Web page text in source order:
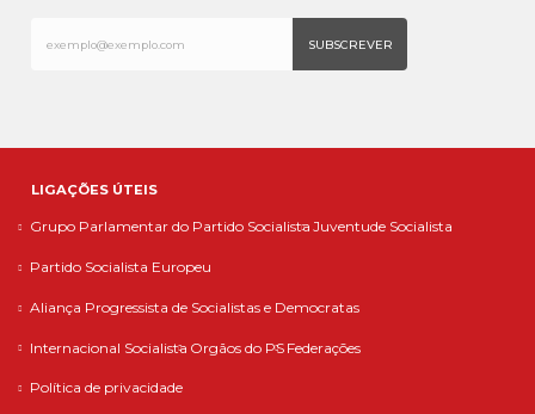
LIGAÇÕES ÚTEIS
Grupo Parlamentar do Partido Socialista Juventude Socialista
Partido Socialista Europeu
Aliança Progressista de Socialistas e Democratas
Internacional Socialista Orgãos do PS Federações
Política de privacidade